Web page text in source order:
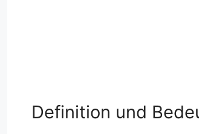
Definition und